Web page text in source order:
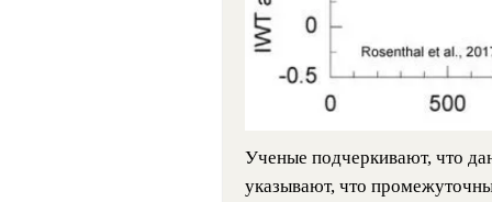
Ученые подчеркивают, что
указывают, что